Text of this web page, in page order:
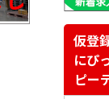
仮登
にぴ
ピー